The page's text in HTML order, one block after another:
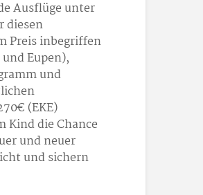
Ausflüge unter
diesen
Preis inbegriffen
Eupen),
und
€ (EKE)
Kind die Chance
und neuer
und sichern